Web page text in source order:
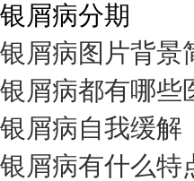
银屑病分期
银屑病图片背景
银屑病都有哪些
银屑病自我缓解
银屑病有什么特